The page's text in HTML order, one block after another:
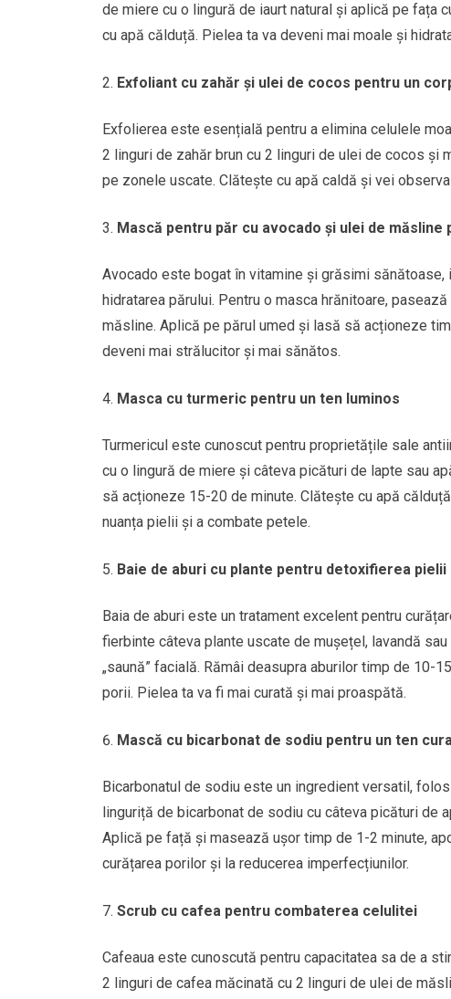
de miere cu o lingură de iaurt natural și aplică pe fața
cu apă călduță. Pielea ta va deveni mai moale și
Exfoliant cu zahăr și ulei de cocos pentru un
Exfolierea este esențială pentru a elimina celulele
2 linguri de zahăr brun cu 2 linguri de ulei de cocos și
pe zonele uscate. Clătește cu apă caldă și vei
Mască pentru păr cu avocado și ulei de măsline
Avocado este bogat în vitamine și grăsimi
hidratarea părului. Pentru o masca hrănitoare,
măsline. Aplică pe părul umed și lasă să acționeze
deveni mai strălucitor și mai sănătos.
Masca cu turmeric pentru un ten luminos
Turmericul este cunoscut pentru proprietățile sale
cu o lingură de miere și câteva picături de lapte sau
să acționeze 15-20 de minute. Clătește cu apă
nuanța pielii și a combate petele.
Baie de aburi cu plante pentru detoxifierea pielii
Baia de aburi este un tratament excelent pentru
fierbinte câteva plante uscate de mușețel, lavandă
„saună” facială. Rămâi deasupra aburilor timp de 10-
porii. Pielea ta va fi mai curată și mai proaspătă.
Mască cu bicarbonat de sodiu pentru un ten
Bicarbonatul de sodiu este un ingredient versatil,
linguriță de bicarbonat de sodiu cu câteva picături de
Aplică pe față și masează ușor timp de 1-2 minute,
curățarea porilor și la reducerea imperfecțiunilor.
Scrub cu cafea pentru combaterea celulitei
Cafeaua este cunoscută pentru capacitatea sa de a
2 linguri de cafea măcinată cu 2 linguri de ulei de